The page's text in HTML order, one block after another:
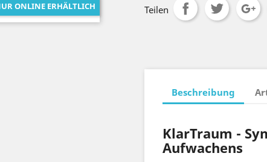
ONLINE ERHÄLTLICH Teilen
Beschreibung
KlarTraum -
Aufwachens